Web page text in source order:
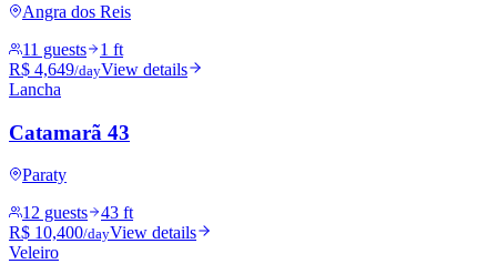
Angra dos Reis
11 guests
1 ft
R$ 4,649/dayView details
Lancha
Catamarã 43
Paraty
12 guests
43 ft
R$ 10,400/dayView details
Veleiro